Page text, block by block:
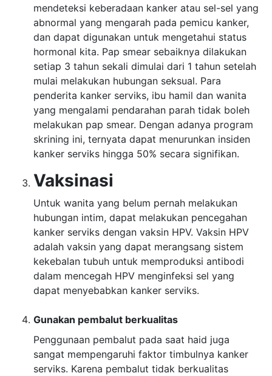
mendeteksi keberadaan kanker atau sel-sel yang
abnormal yang mengarah pada pemicu kanker,
dan dapat digunakan untuk mengetahui status
hormonal kita. Pap smear sebaiknya dilakukan
setiap 3 tahun sekali dimulai dari 1 tahun setelah
mulai melakukan hubungan seksual. Para
penderita kanker serviks, ibu hamil dan wanita
yang mengalami pendarahan parah tidak boleh
melakukan pap smear. Dengan adanya program
skrining ini, ternyata dapat menurunkan insiden
kanker serviks hingga 50% secara signifikan.
Vaksinasi
Untuk wanita yang belum pernah melakukan
hubungan intim, dapat melakukan pencegahan
kanker serviks dengan vaksin HPV. Vaksin HPV
adalah vaksin yang dapat merangsang sistem
kekebalan tubuh untuk memproduksi antibodi
dalam mencegah HPV menginfeksi sel yang
dapat menyebabkan kanker serviks.
Gunakan pembalut berkualitas
Penggunaan pembalut pada saat haid juga
sangat mempengaruhi faktor timbulnya kanker
serviks. Karena pembalut tidak berkualitas